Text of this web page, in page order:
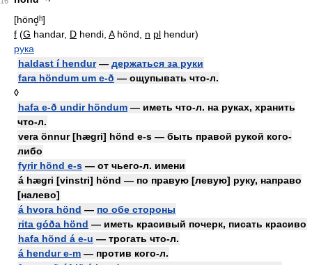
[hönd̥ʰ]
f (G handar, D hendi, Ahönd, n pl hendur)
рука
haldast í hendur— держаться за руки
fara höndum um e-ð — ощупывать что-л.
◊
hafa e-ð undir höndum — иметь что-л. на руках, хранить
что-л.
vera önnur [hægri] hönd e-s — быть правой рукой кого-
либо
fyrir hönd e-s — от чьего-л. имени
á hægri [vinstri] hönd — по правую [левую] руку, направо
[налево]
á hvora hönd — по обе стороны
rita góða hönd — иметь красивый почерк, писать красиво
hafa hönd á e-u — трогать что-л.
á hendur e-m — против кого-л.